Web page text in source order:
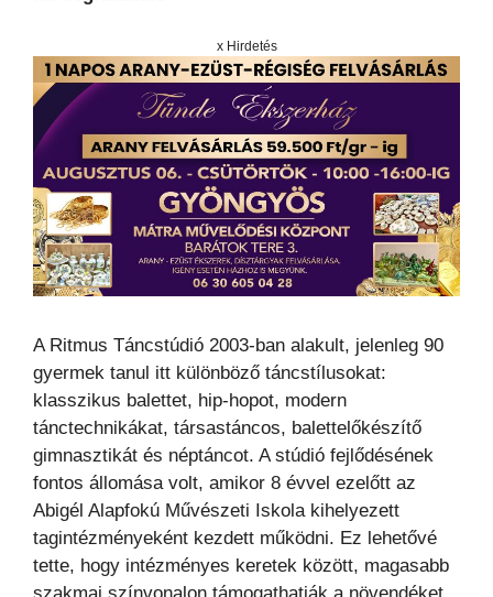
x Hirdetés
A Ritmus Táncstúdió 2003-ban alakult, jelenleg 90
gyermek tanul itt különböző táncstílusokat:
klasszikus balettet, hip-hopot, modern
tánctechnikákat, társastáncos, balettelőkészítő
gimnasztikát és néptáncot. A stúdió fejlődésének
fontos állomása volt, amikor 8 évvel ezelőtt az
Abigél Alapfokú Művészeti Iskola kihelyezett
tagintézményeként kezdett működni. Ez lehetővé
tette, hogy intézményes keretek között, magasabb